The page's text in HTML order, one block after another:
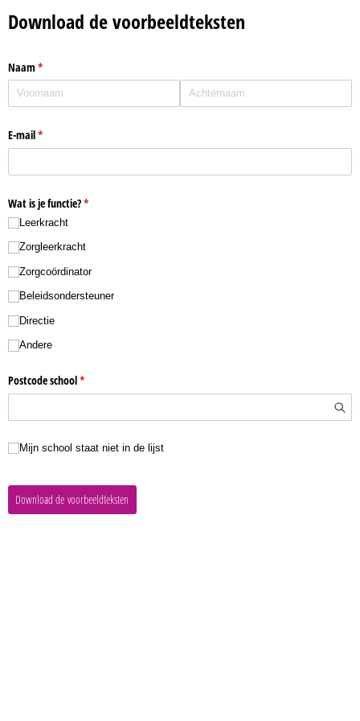
Download de voorbeeldteksten
Naam*
(is vereist)
E-mail*
(is vereist)
Wat is je functie?*
(is vereist)
Leerkracht
Zorgleerkracht
Zorgcoördinator
Beleidsondersteuner
Directie
Andere
Postcode school*
(is vereist)
Mijn school staat niet in de lijst
Mijn school staat niet in de lijst
Download de voorbeeldteksten